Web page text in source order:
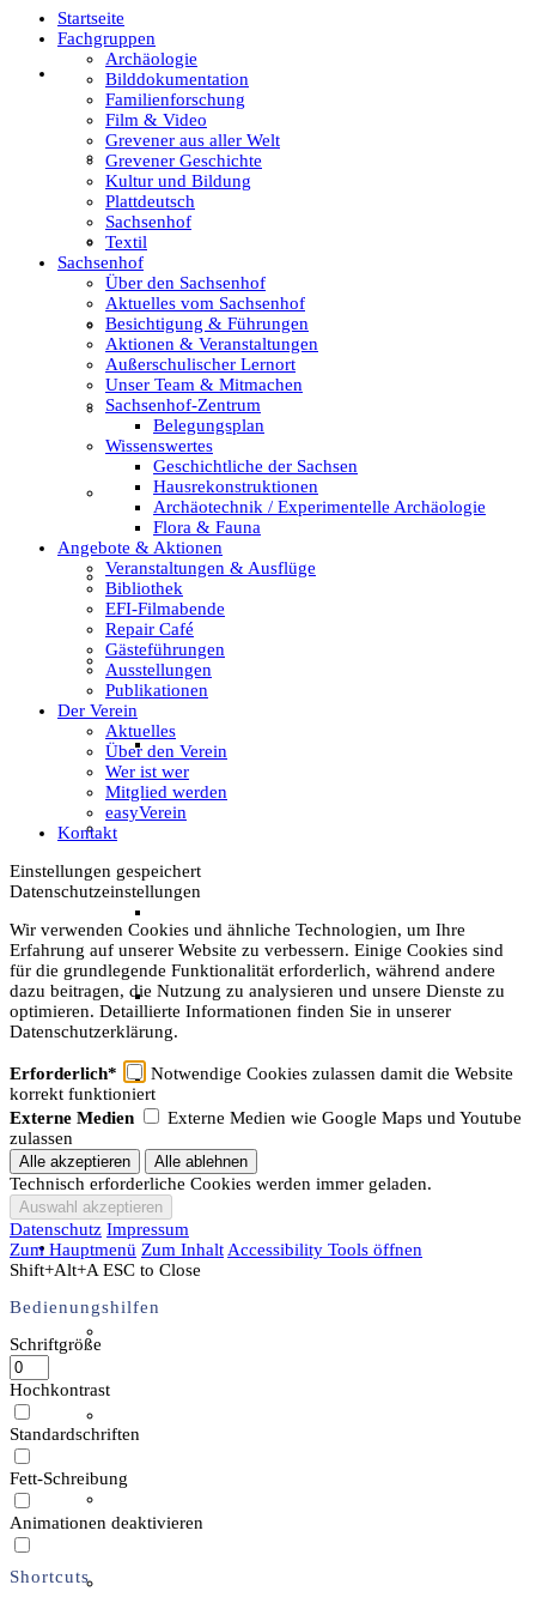
Sachsenhof
Über den Sachsenhof
Aktuelles vom Sachsenhof
Besichtigung & Führungen
Aktionen & Veranstaltungen
Außerschulischer Lernort
Unser Team & Mitmachen
Sachsenhof-Zentrum
Belegungsplan
Wissenswertes
Hausrekonstruktionen
Archäotechnik / Experimentelle Archäologie
Flora & Fauna
Angebote & Aktionen
Startseite
Fachgruppen
Archäologie
Bilddokumentation
Familienforschung
Film & Video
Grevener aus aller Welt
Grevener Geschichte
Kultur und Bildung
Plattdeutsch
Sachsenhof
Textil
Sachsenhof
Über den Sachsenhof
Aktuelles vom Sachsenhof
Besichtigung & Führungen
Aktionen & Veranstaltungen
Außerschulischer Lernort
Unser Team & Mitmachen
Sachsenhof-Zentrum
Belegungsplan
Wissenswertes
Geschichtliche der Sachsen
Hausrekonstruktionen
Archäotechnik / Experimentelle Archäologie
Flora & Fauna
Angebote & Aktionen
Veranstaltungen & Ausflüge
Bibliothek
EFI-Filmabende
Repair Café
Gästeführungen
Ausstellungen
Publikationen
Der Verein
Aktuelles
Über den Verein
Wer ist wer
Mitglied werden
easyVerein
Kontakt
Einstellungen gespeichert
Datenschutzeinstellungen
Wir verwenden Cookies und ähnliche Technologien, um Ihre
Erfahrung auf unserer Website zu verbessern. Einige Cookies sind
für die grundlegende Funktionalität erforderlich, während andere
dazu beitragen, die Nutzung zu analysieren und unsere Dienste zu
optimieren. Detaillierte Informationen finden Sie in unserer
Datenschutzerklärung.
Erforderlich*
Notwendige Cookies zulassen damit die Website
korrekt funktioniert
Externe Medien
Externe Medien wie Google Maps und Youtube
zulassen
Technisch erforderliche Cookies werden immer geladen.
Datenschutz Impressum
Zum Hauptmenü Zum Inhalt Accessibility Tools öffnen
Shift+Alt+A ESC to Close
Bedienungshilfen
Schriftgröße
Hochkontrast
Standardschriften
Fett-Schreibung
Animationen deaktivieren
Shortcuts